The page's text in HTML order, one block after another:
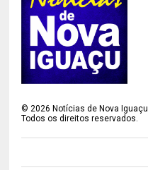
©2026 Notícias de Nova Iguaçu
Todos os direitos reservados.